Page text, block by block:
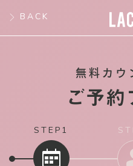
BACK
無料カウ
ご予
STEP1